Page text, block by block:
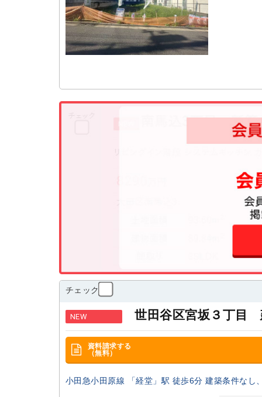
チェック
NEW 世田谷区宮坂３丁目
資料請求する
（無料）
小田急小田原線 「経堂」駅 徒歩6分 建築条件な